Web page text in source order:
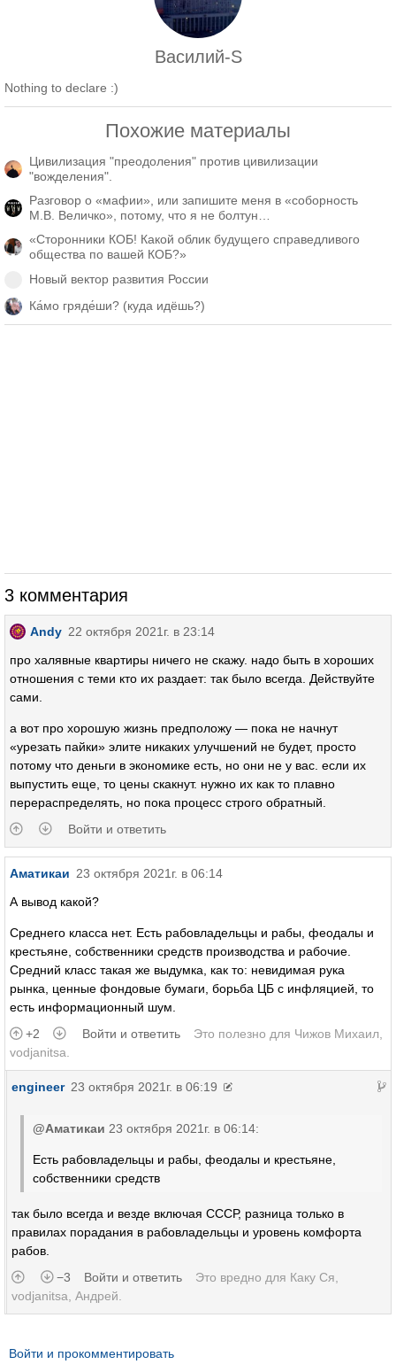
Василий-S
Nothing to declare :)
Похожие материалы
Цивилизация "преодоления" против цивилизации
"вожделения".
Разговор о «мафии», или запишите меня в «соборность
М.В. Величко», потому, что я не болтун…
«Сторонники КОБ! Какой облик будущего справедливого
общества по вашей КОБ?»
Новый вектор развития России
Ка́мо гряде́ши? (куда идёшь?)
3 комментария
Andy 22 октября 2021г. в 23:14
про халявные квартиры ничего не скажу. надо быть в хороших
отношения с теми кто их раздает: так было всегда. Действуйте
сами.
а вот про хорошую жизнь предположу — пока не начнут
«урезать пайки» элите никаких улучшений не будет, просто
потому что деньги в экономике есть, но они не у вас. если их
выпустить еще, то цены скакнут. нужно их как то плавно
перераспределять, но пока процесс строго обратный.
Войти и ответить
Аматикаи 23 октября 2021г. в 06:14
А вывод какой?
Среднего класса нет. Есть рабовладельцы и рабы, феодалы и
крестьяне, собственники средств производства и рабочие.
Средний класс такая же выдумка, как то: невидимая рука
рынка, ценные фондовые бумаги, борьба ЦБ с инфляцией, то
есть информационный шум.
+2
Войти и ответить Это полезно для Чижов Михаил
vodjanitsa
engineer 23 октября 2021г. в 06:19
@Аматикаи 23 октября 2021г. в 06:14:
Есть рабовладельцы и рабы, феодалы и крестьяне,
собственники средств
так было всегда и везде включая СССР, разница только в
правилах порадания в рабовладельцы и уровень комфорта
рабов.
−3
Войти и ответить Это вредно для Каку Ся
vodjanitsa Андрей
Войти и прокомментировать